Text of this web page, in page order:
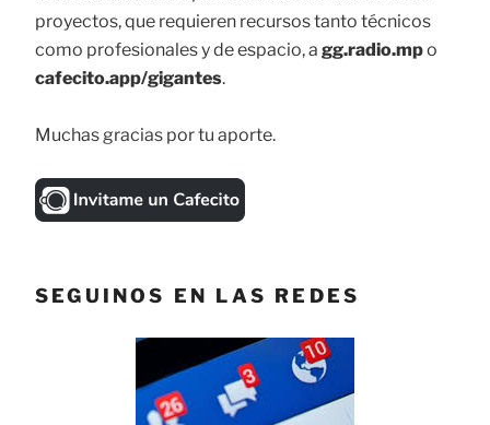
proyectos, que requieren recursos tanto técnicos
como profesionales y de espacio, a gg.radio.mpo
cafecito.app/gigantes.
Muchas gracias por tu aporte.
SEGUINOS EN LAS REDES